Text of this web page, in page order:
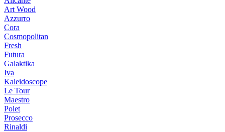
Art Wood
Azzurro
Cora
Cosmopolitan
Fresh
Futura
Galaktika
Iva
Kaleidoscope
Le Tour
Maestro
Polet
Prosecco
Rinaldi